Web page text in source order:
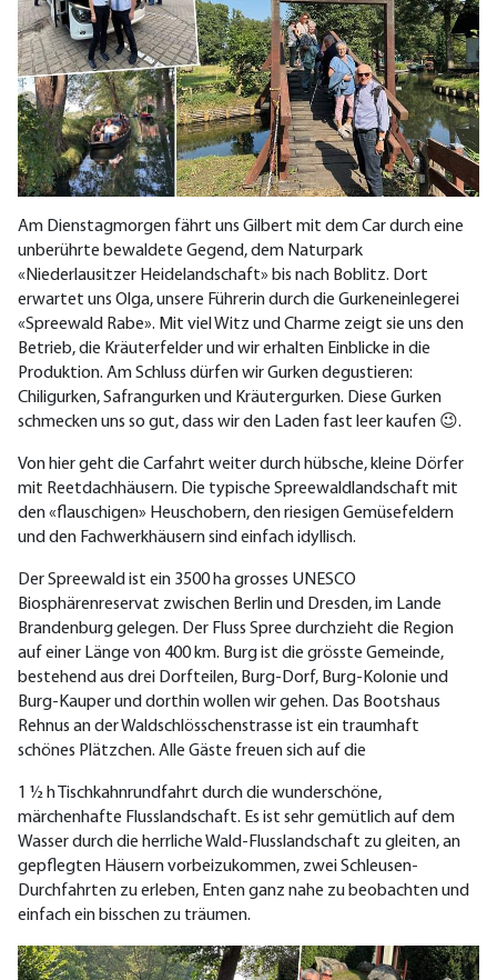
Am Dienstagmorgen fährt uns Gilbert mit dem Car durch eine
unberührte bewaldete Gegend, dem Naturpark
«Niederlausitzer Heidelandschaft» bis nach Boblitz. Dort
erwartet uns Olga, unsere Führerin durch die Gurkeneinlegerei
«Spreewald Rabe». Mit viel Witz und Charme zeigt sie uns den
Betrieb, die Kräuterfelder und wir erhalten Einblicke in die
Produktion. Am Schluss dürfen wir Gurken degustieren:
Chiligurken, Safrangurken und Kräutergurken. Diese Gurken
schmecken uns so gut, dass wir den Laden fast leer kaufen 😉.
Von hier geht die Carfahrt weiter durch hübsche, kleine Dörfer
mit Reetdachhäusern. Die typische Spreewaldlandschaft mit
den «flauschigen» Heuschobern, den riesigen Gemüsefeldern
und den Fachwerkhäusern sind einfach idyllisch.
Der Spreewald ist ein 3500 ha grosses UNESCO
Biosphärenreservat zwischen Berlin und Dresden, im Lande
Brandenburg gelegen. Der Fluss Spree durchzieht die Region
auf einer Länge von 400 km. Burg ist die grösste Gemeinde,
bestehend aus drei Dorfteilen, Burg-Dorf, Burg-Kolonie und
Burg-Kauper und dorthin wollen wir gehen. Das Bootshaus
Rehnus an der Waldschlösschenstrasse ist ein traumhaft
schönes Plätzchen. Alle Gäste freuen sich auf die
1 ½ h Tischkahnrundfahrt durch die wunderschöne,
märchenhafte Flusslandschaft. Es ist sehr gemütlich auf dem
Wasser durch die herrliche Wald-Flusslandschaft zu gleiten, an
gepflegten Häusern vorbeizukommen, zwei Schleusen-
Durchfahrten zu erleben, Enten ganz nahe zu beobachten und
einfach ein bisschen zu träumen.